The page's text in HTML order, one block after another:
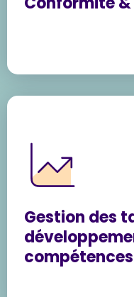
Gestion des
compétences